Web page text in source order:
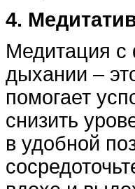
4.
Медитация с
дыхании –
помогает
снизить
в удобной